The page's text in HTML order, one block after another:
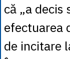
că „a
efectuarea
de incitare